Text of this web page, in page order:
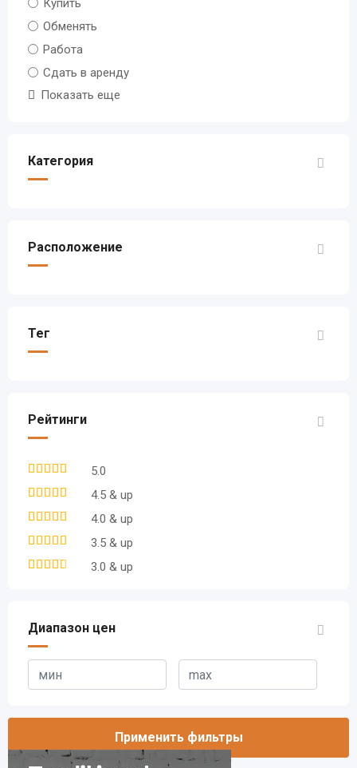
Купить
Обменять
Работа
Сдать в аренду
Показать еще
Категория
Расположение
Тег
Рейтинги
5.0
4.5 & up
4.0 & up
3.5 & up
3.0 & up
Диапазон цен
Применить фильтры